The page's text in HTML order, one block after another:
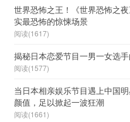
世界恐怖之王！《世界恐怖之
实最恐怖的惊悚场景
阅读(1617)
揭秘日本恋爱节目一男一女选
阅读(1577)
当日本相亲娱乐节目遇上中国
颜值，足以掀起一波狂潮
阅读(1661)